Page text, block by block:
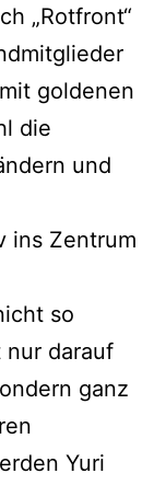
„Rotfront“
goldenen
die
und
ins Zentrum
so
nur darauf
ganz
Yuri